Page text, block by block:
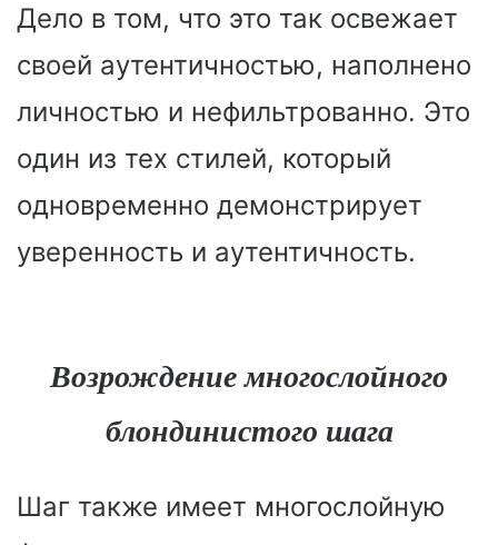
Дело в том, что это так освежает
своей аутентичностью, наполнено
личностью и нефильтрованно. Это
один из тех стилей, который
одновременно демонстрирует
уверенность и аутентичность.
Возрождение многослойного
блондинистого шага
Шаг также имеет многослойную